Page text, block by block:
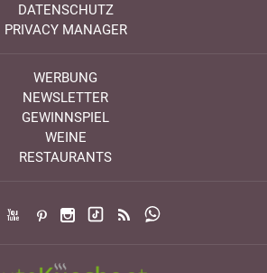
DATENSCHUTZ
PRIVACY MANAGER
WERBUNG
NEWSLETTER
GEWINNSPIEL
WEINE
RESTAURANTS